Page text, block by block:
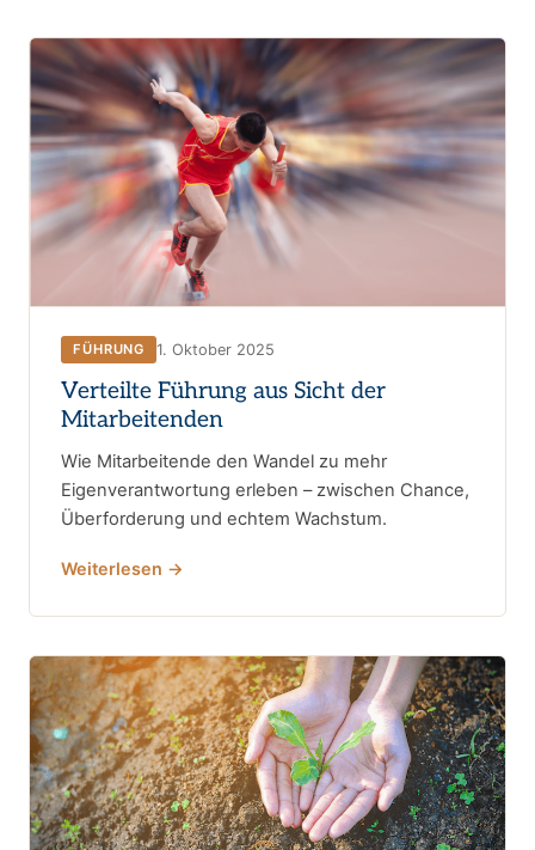
FÜHRUNG 1. Oktober 2025
Verteilte Führung aus Sicht der
Mitarbeitenden
Wie Mitarbeitende den Wandel zu mehr
Eigenverantwortung erleben – zwischen Chance,
Überforderung und echtem Wachstum.
Weiterlesen →